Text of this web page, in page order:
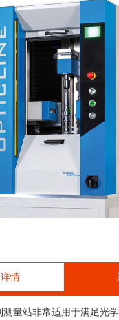
情
量站非常适用于满足光